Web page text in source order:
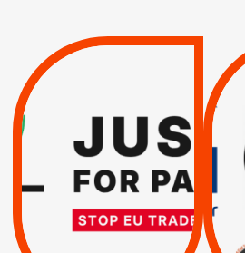
VIOLATIONS DES
SUSPENSION
TOTALE DE
L’ACCORD
D’ASSOCIATION UE-
ISRAËL